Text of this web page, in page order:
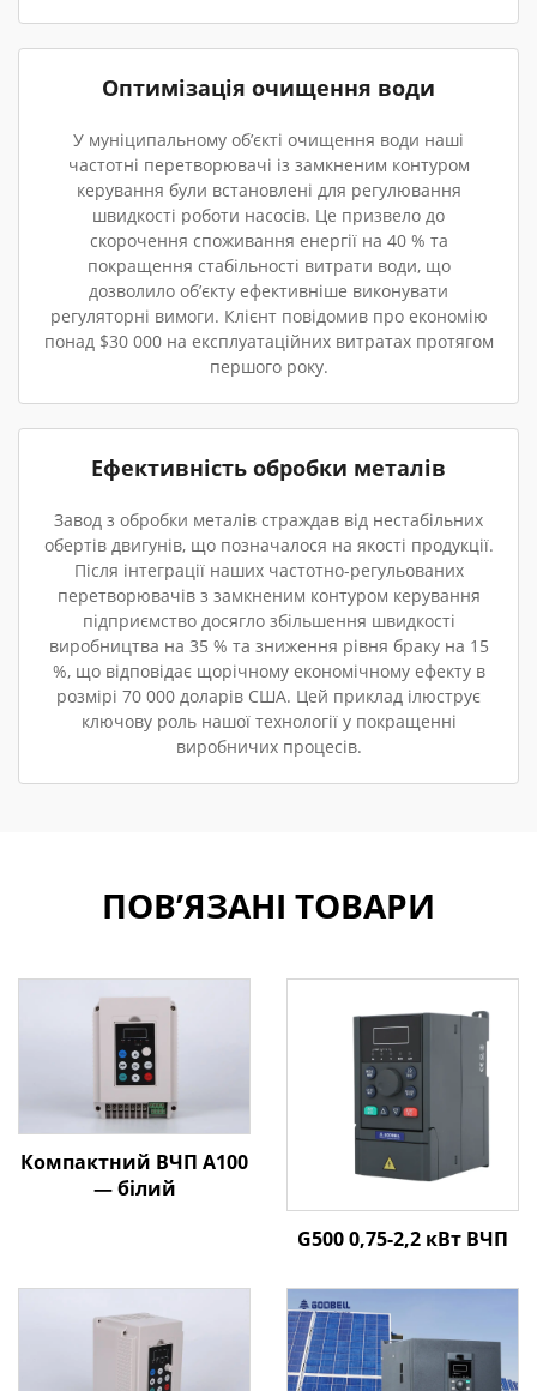
Оптимізація очищення води
У муніципальному об’єкті очищення води наші
частотні перетворювачі із замкненим контуром
керування були встановлені для регулювання
швидкості роботи насосів. Це призвело до
скорочення споживання енергії на 40 % та
покращення стабільності витрати води, що
дозволило об’єкту ефективніше виконувати
регуляторні вимоги. Клієнт повідомив про економію
понад $30 000 на експлуатаційних витратах протягом
першого року.
Ефективність обробки металів
Завод з обробки металів страждав від нестабільних
обертів двигунів, що позначалося на якості продукції.
Після інтеграції наших частотно-регульованих
перетворювачів з замкненим контуром керування
підприємство досягло збільшення швидкості
виробництва на 35 % та зниження рівня браку на 15
%, що відповідає щорічному економічному ефекту в
розмірі 70 000 доларів США. Цей приклад ілюструє
ключову роль нашої технології у покращенні
виробничих процесів.
ПОВ’ЯЗАНІ ТОВАРИ
Компактний ВЧП A100
— білий
G500 0,75-2,2 кВт ВЧП